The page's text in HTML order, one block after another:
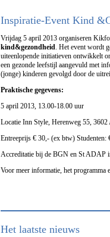
Inspiratie-Event Kind
Vrijdag 5 april 2013 organiseren
kind&gezondheid. Het event wordt
uiteenlopende initiatieven ontwikkelt
een gezonde leefstijl aangevuld met
(jonge) kinderen gevolgd door de
Praktische gegevens:
5 april 2013, 13.00-18.00 uur
Locatie Inn Style, Herenweg 55, 3602
Entreeprijs € 30,- (ex btw) Studenten:
Accreditatie bij de BGN en St ADAP
Voor meer informatie, het programma
Het laatste nieuws